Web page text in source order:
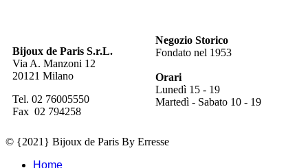
Bijoux de Paris S.r.L.
Via A. Manzoni 12
20121 Milano
Tel. 02 76005550
Fax 02 794258
Negozio Storico
Fondato nel 1953
Orari
Lunedì 15 - 19
Martedì - Sabato 10 - 19
© {2021} Bijoux de Paris By Erresse
Home